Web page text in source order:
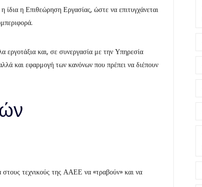
ίδια η Επιθεώρηση Εργασίας, ώστε να επιτυγχάνεται
εργοτάξια και, σε συνεργασία με την Υπηρεσία
και εφαρμογή των κανόνων που πρέπει να διέπουν
στους τεχνικούς της ΑΑΕΕ να «τραβούν» και να